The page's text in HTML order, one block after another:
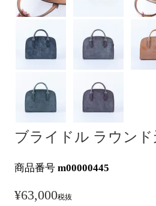
ブライドル ラウン
商品番号 m00000445
¥63,000税抜